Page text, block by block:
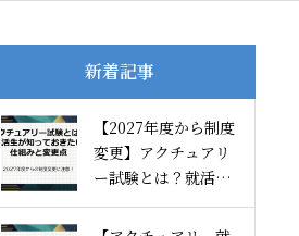
新着記事
【2027年度から制度
変更】アクチュアリ
ー試験とは？就活生
が知っておきたい仕
組みと変更点